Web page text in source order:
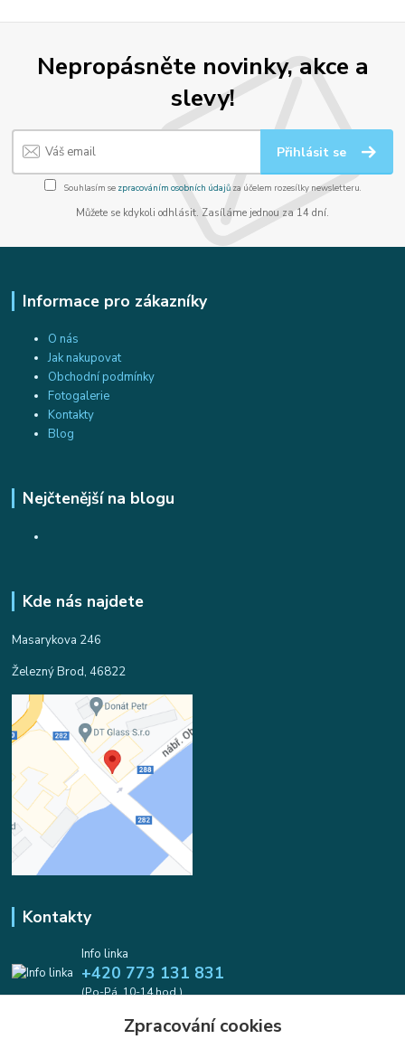
Nepropásněte novinky, akce a
slevy!
Přihlásit se
Souhlasím se zpracováním osobních údajůza účelem rozesílky newsletteru.
Můžete se kdykoli odhlásit. Zasíláme jednou za 14 dní.
Informace pro zákazníky
O nás
Jak nakupovat
Obchodní podmínky
Fotogalerie
Kontakty
Blog
Nejčtenější na blogu
Kde nás najdete
Masarykova 246
Železný Brod, 46822
Kontakty
Info linka
+420 773 131 831
(Po-Pá, 10-14 hod.)
info@koralkomat.czZpracování cookies